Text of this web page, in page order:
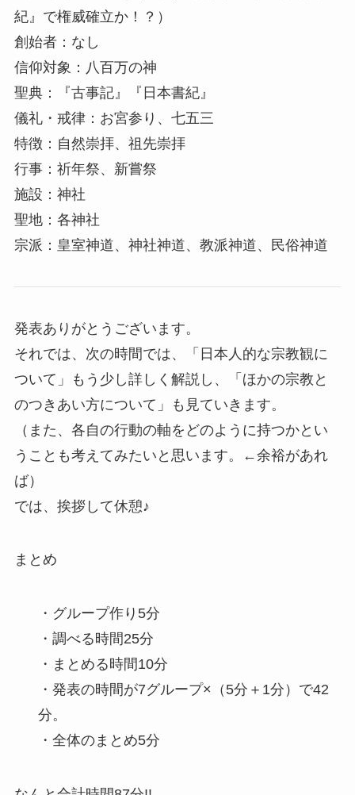
紀』で権威確立か！？）
創始者：なし
信仰対象：八百万の神
聖典：『古事記』『日本書紀』
儀礼・戒律：お宮参り、七五三
特徴：自然崇拝、祖先崇拝
行事：祈年祭、新嘗祭
施設：神社
聖地：各神社
宗派：皇室神道、神社神道、教派神道、民俗神道
発表ありがとうございます。
それでは、次の時間では、「日本人的な宗教観に
ついて」もう少し詳しく解説し、「ほかの宗教と
のつきあい方について」も見ていきます。
（また、各自の行動の軸をどのように持つかとい
うことも考えてみたいと思います。←余裕があれ
ば）
では、挨拶して休憩♪
まとめ
・グループ作り5分
・調べる時間25分
・まとめる時間10分
・発表の時間が7グループ×（5分＋1分）で42
分。
・全体のまとめ5分